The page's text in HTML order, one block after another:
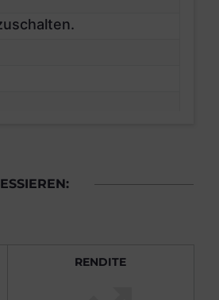
RENDITE